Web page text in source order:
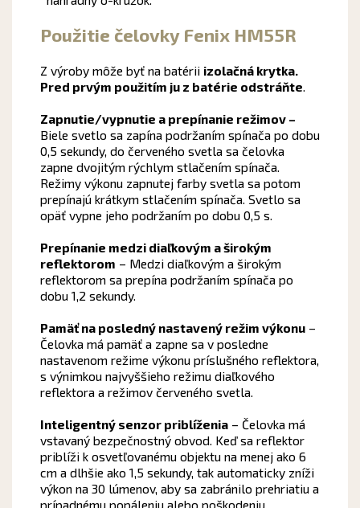
Použitie čelovky Fenix HM55R
Z výroby môže byť na batérii izolačná krytka.
Pred prvým použitím ju z batérie odstráňte.
Zapnutie/vypnutie a prepínanie režimov –
Biele svetlo sa zapína podržaním spínača po dobu
0,5 sekundy, do červeného svetla sa čelovka
zapne dvojitým rýchlym stlačením spínača.
Režimy výkonu zapnutej farby svetla sa potom
prepínajú krátkym stlačením spínača. Svetlo sa
opäť vypne jeho podržaním po dobu 0,5 s.
Prepínanie medzi diaľkovým a širokým
reflektorom – Medzi diaľkovým a širokým
reflektorom sa prepína podržaním spínača po
dobu 1,2 sekundy.
Pamäť na posledný nastavený režim výkonu–
Čelovka má pamäť a zapne sa v posledne
nastavenom režime výkonu príslušného reflektora,
s výnimkou najvyššieho režimu diaľkového
reflektora a režimov červeného svetla.
Inteligentný senzor priblíženia– Čelovka má
vstavaný bezpečnostný obvod. Keď sa reflektor
priblíži k osvetľovanému objektu na menej ako 6
cm a dlhšie ako 1,5 sekundy, tak automaticky zníži
výkon na 30 lúmenov, aby sa zabránilo prehriatiu a
prípadnému popáleniu alebo poškodeniu